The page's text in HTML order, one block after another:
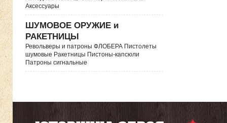
Аксессуары
ШУМОВОЕ ОРУЖИЕ и
РАКЕТНИЦЫ
Револьверы и патроны ФЛОБЕРА Пистолеты
шумовые Ракетницы Пистоны-капсюли
Патроны сигнальные